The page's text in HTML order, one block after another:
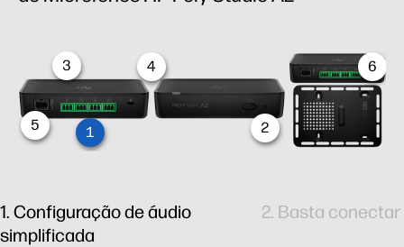
1 2
3 4
5
6
1. Configuração de áudio
simplificada
2. Basta conectar